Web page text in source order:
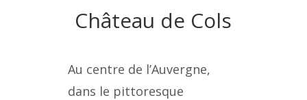
Château de Cols
Au centre de l’Auvergne,
dans le pittoresque